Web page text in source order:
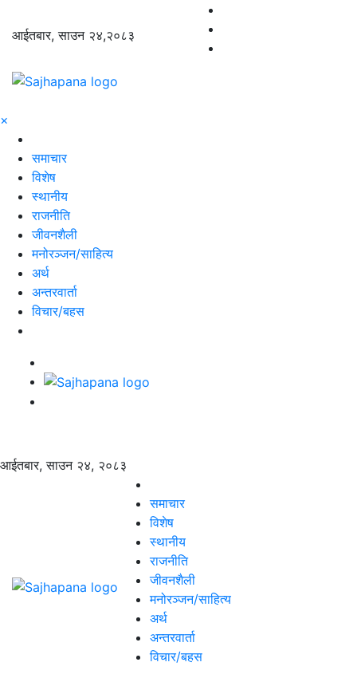
आईतबार, साउन २४,२०८३
×
समाचार
विशेष
स्थानीय
राजनीति
जीवनशैली
मनोरञ्जन/साहित्य
अर्थ
अन्तरवार्ता
विचार/बहस
आईतबार, साउन २४, २०८३
समाचार
विशेष
स्थानीय
राजनीति
जीवनशैली
मनोरञ्जन/साहित्य
अर्थ
अन्तरवार्ता
विचार/बहस